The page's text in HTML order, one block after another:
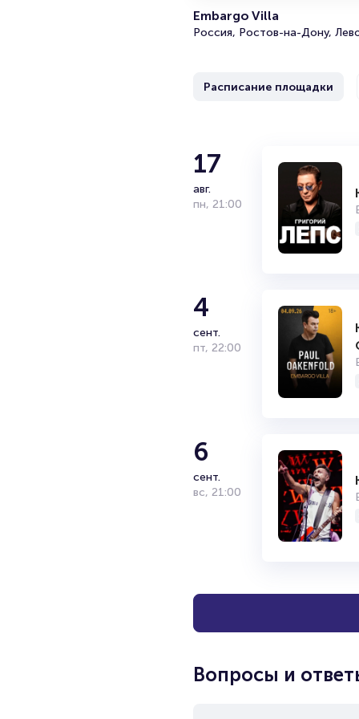
Embargo Villa
Россия, Ростов-на-Дону,
Расписание площадки
6
сент.
вс, 21:00
Концерт
Embargo Villa
18+ 2 часа
17
авг.
пн, 21:00
4
сент.
пт, 22:00
6
сент.
вс, 21:00
Вопросы и